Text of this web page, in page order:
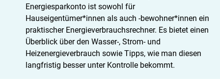
Energiesparkonto ist sowohl für
Hauseigentümer*innen als auch -bewohner*innen ein
praktischer Energieverbrauchsrechner. Es bietet einen
Überblick über den Wasser-, Strom- und
Heizenergieverbrauch sowie Tipps, wie man diesen
langfristig besser unter Kontrolle bekommt.